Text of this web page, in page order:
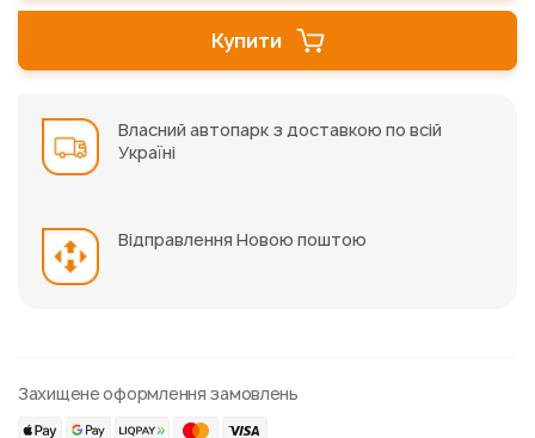
Купити
Власний автопарк з доставкою по всій
Україні
Відправлення Новою поштою
Захищене оформлення замовлень